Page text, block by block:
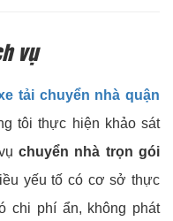
vụ
tải chuyển nhà quận
tôi thực hiện khảo sát
chuyển nhà trọn gói
yếu tố có cơ sở thực
chi phí ẩn, không phát